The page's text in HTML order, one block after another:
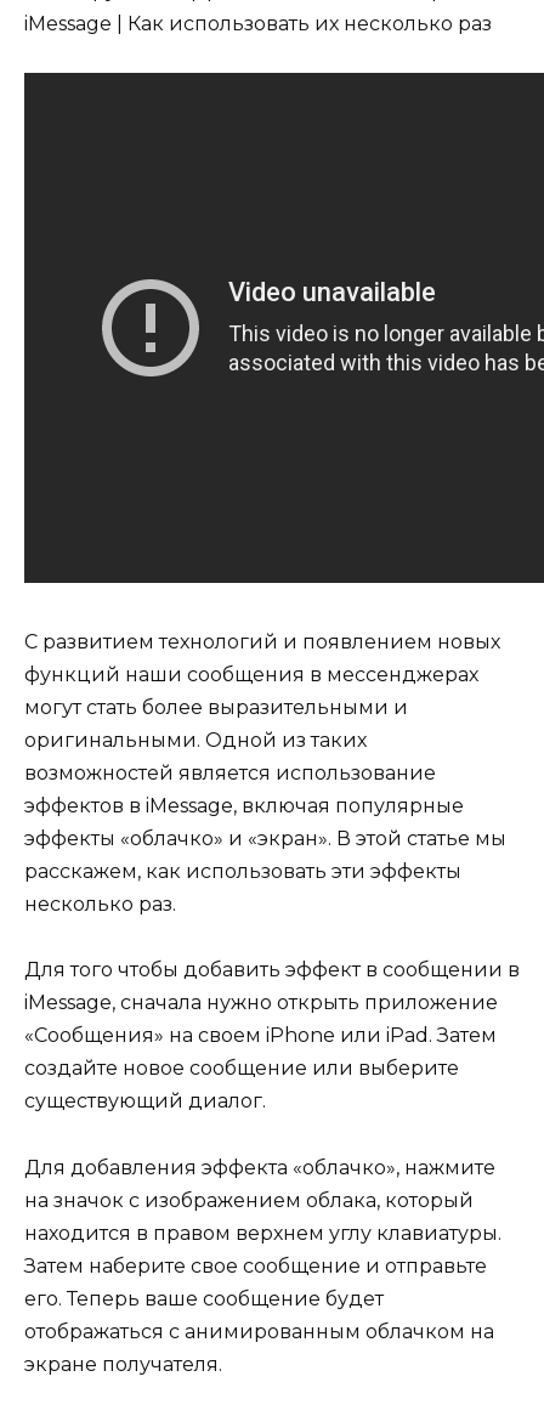
С развитием технологий и появлением новых
функций наши сообщения в мессенджерах
могут стать более выразительными и
оригинальными. Одной из таких
возможностей является использование
эффектов в iMessage, включая популярные
эффекты «облачко» и «экран». В этой статье мы
расскажем, как использовать эти эффекты
несколько раз.
Для того чтобы добавить эффект в сообщении в
iMessage, сначала нужно открыть приложение
«Сообщения» на своем iPhone или iPad. Затем
создайте новое сообщение или выберите
существующий диалог.
Для добавления эффекта «облачко», нажмите
на значок с изображением облака, который
находится в правом верхнем углу клавиатуры.
Затем наберите свое сообщение и отправьте
его. Теперь ваше сообщение будет
отображаться с анимированным облачком на
экране получателя.